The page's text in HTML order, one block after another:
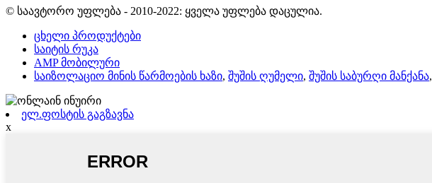
© საავტორო უფლება - 2010-2022: ყველა უფლება დაცულია.
ცხელი პროდუქტები
საიტის რუკა
AMP მობილური
საიზოლაციო მინის წარმოების ხაზი, შუშის ღუმელი, შუშის საბურღი მანქანა,
ელ.ფოსტის გაგზავნა
x